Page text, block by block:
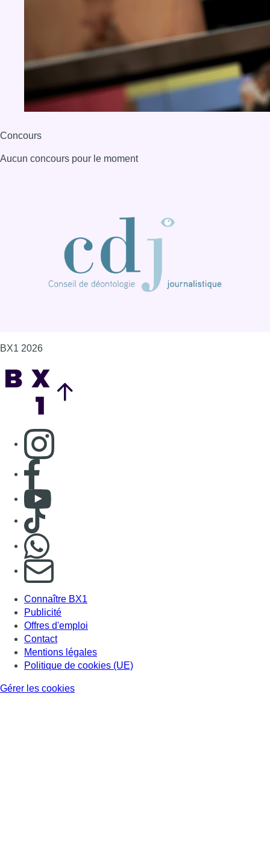
Concours
Aucun concours pour le moment
BX1 2026
Consulter page Instagram
Consulter page Facebook
Consulter Youtube
Consulter TikTok
S'abonner à notre newsletter
Connaître BX1
Publicité
Offres d'emploi
Contact
Mentions légales
Politique de cookies (UE)
Gérer les cookies